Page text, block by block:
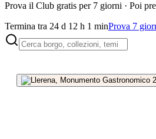
Prova il Club gratis per 7 giorni · Poi
Termina tra 24 d 12 h 1 minProva 7